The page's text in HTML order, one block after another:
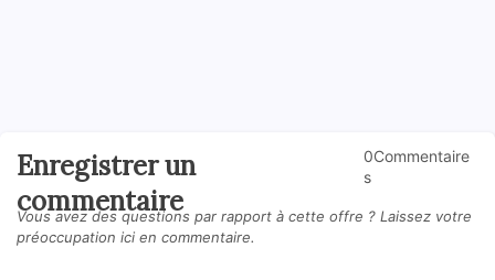
Enregistrer un
commentaire
0Commentaire
s
Vous avez des questions par rapport à cette offre ? Laissez votre
préoccupation ici en commentaire.